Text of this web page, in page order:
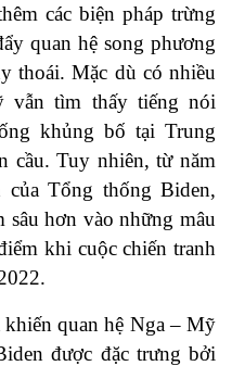
các biện pháp trừng
quan hệ song phương
thoái. Mặc dù có nhiều
vẫn tìm thấy tiếng nói
khủng bố tại Trung
Tuy nhiên, từ năm
Tổng thống Biden,
hơn vào những mâu
khi cuộc chiến tranh
quan hệ Nga – Mỹ
được đặc trưng bởi